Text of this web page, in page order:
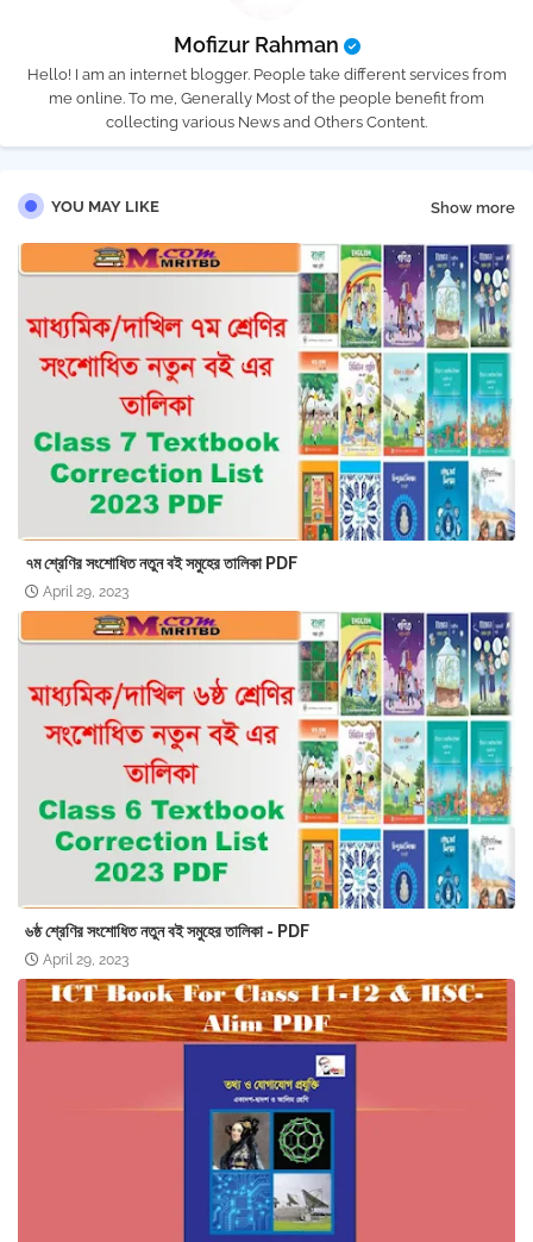
Mofizur Rahman
Hello! I am an internet blogger. People take different services from
me online. To me, Generally Most of the people benefit from
collecting various News and Others Content.
YOU MAY LIKE Show more
৭ম শ্রেণির সংশোধিত নতুন বই সমুহের তালিকা PDF
April 29, 2023
৬ষ্ঠ শ্রেণির সংশোধিত নতুন বই সমুহের তালিকা - PDF
April 29, 2023